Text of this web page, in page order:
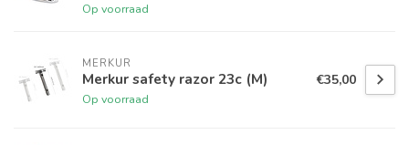
Op voorraad
MERKUR
Merkur safety razor 23c (M)
Op voorraad
€35,00